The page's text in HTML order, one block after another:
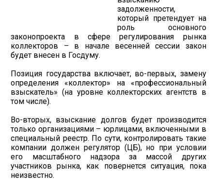
задолженности,
который претендует на
роль основного
законопроекта в сфере регулирования рынка
коллекторов – в начале весенней сессии закон
будет внесен в Госдуму.
Позиция государства включает, во-первых, замену
определения «коллектор» на «профессиональный
взыскатель» (на уровне коллекторских агентств в
том числе).
Во-вторых, взыскание долгов будет производится
только организациями – юрлицами, включенными в
специальный реестр. По сути, контролировать такие
компании должен регулятор (ЦБ), но при условии
его масштабного надзора за массой других
участников рынка, как повернется ситуация, пока
неизвестно.